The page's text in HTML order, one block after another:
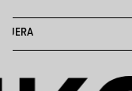
QUERA